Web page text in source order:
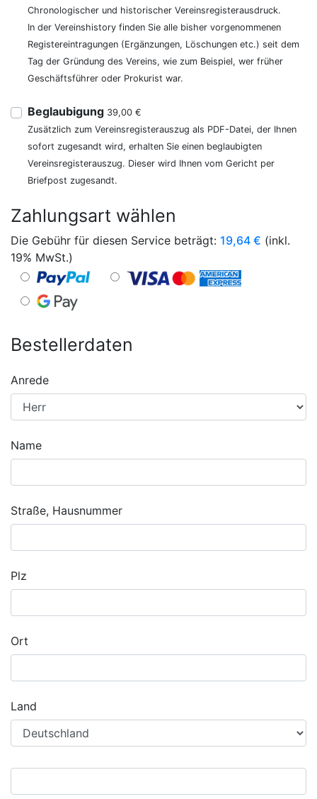
Chronologischer und historischer Vereinsregisterausdruck.
In der Vereinshistory finden Sie alle bisher vorgenommenen
Registereintragungen (Ergänzungen, Löschungen etc.) seit dem
Tag der Gründung des Vereins, wie zum Beispiel, wer früher
Geschäftsführer oder Prokurist war.
Beglaubigung 39,00 €
Zusätzlich zum Vereinsregisterauszug als PDF-Datei, der Ihnen
sofort zugesandt wird, erhalten Sie einen beglaubigten
Vereinsregisterauszug. Dieser wird Ihnen vom Gericht per
Briefpost zugesandt.
Zahlungsart wählen
Die Gebühr für diesen Service beträgt: 19,64 € (inkl.
19% MwSt.)
Bestellerdaten
Anrede
Name
Straße, Hausnummer
Plz
Ort
Land